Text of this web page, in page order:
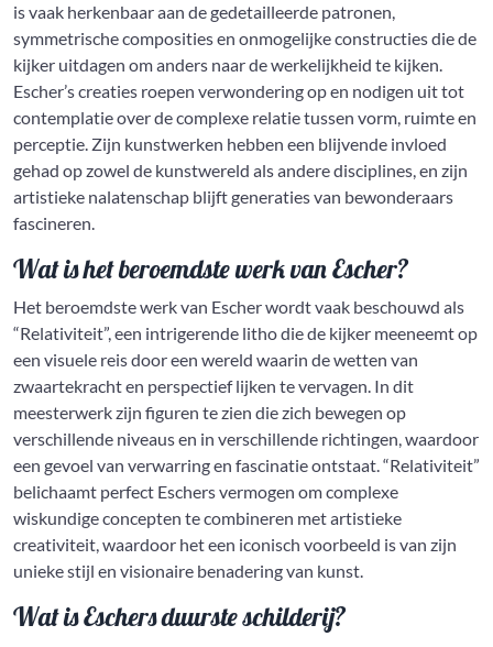
is vaak herkenbaar aan de gedetailleerde patronen,
symmetrische composities en onmogelijke constructies die de
kijker uitdagen om anders naar de werkelijkheid te kijken.
Escher’s creaties roepen verwondering op en nodigen uit tot
contemplatie over de complexe relatie tussen vorm, ruimte en
perceptie. Zijn kunstwerken hebben een blijvende invloed
gehad op zowel de kunstwereld als andere disciplines, en zijn
artistieke nalatenschap blijft generaties van bewonderaars
fascineren.
Wat is het beroemdste werk van Escher?
Het beroemdste werk van Escher wordt vaak beschouwd als
“Relativiteit”, een intrigerende litho die de kijker meeneemt op
een visuele reis door een wereld waarin de wetten van
zwaartekracht en perspectief lijken te vervagen. In dit
meesterwerk zijn figuren te zien die zich bewegen op
verschillende niveaus en in verschillende richtingen, waardoor
een gevoel van verwarring en fascinatie ontstaat. “Relativiteit”
belichaamt perfect Eschers vermogen om complexe
wiskundige concepten te combineren met artistieke
creativiteit, waardoor het een iconisch voorbeeld is van zijn
unieke stijl en visionaire benadering van kunst.
Wat is Eschers duurste schilderij?